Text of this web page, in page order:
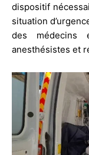
dispositif
situation
des médecins
anesthésistes et